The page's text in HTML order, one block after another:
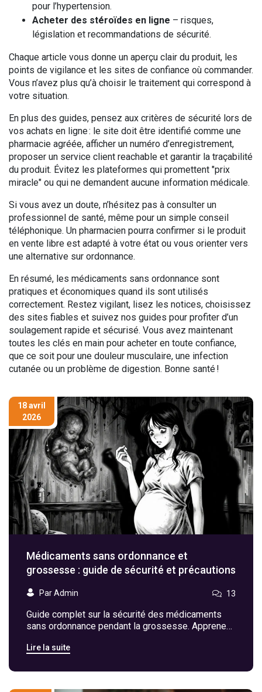
pour l’hypertension.
Acheter des stéroïdes en ligne – risques,
législation et recommandations de sécurité.
Chaque article vous donne un aperçu clair du produit, les
points de vigilance et les sites de confiance où commander.
Vous n’avez plus qu’à choisir le traitement qui correspond à
votre situation.
En plus des guides, pensez aux critères de sécurité lors de
vos achats en ligne : le site doit être identifié comme une
pharmacie agréée, afficher un numéro d’enregistrement,
proposer un service client reachable et garantir la traçabilité
du produit. Évitez les plateformes qui promettent "prix
miracle" ou qui ne demandent aucune information médicale.
Si vous avez un doute, n’hésitez pas à consulter un
professionnel de santé, même pour un simple conseil
téléphonique. Un pharmacien pourra confirmer si le produit
en vente libre est adapté à votre état ou vous orienter vers
une alternative sur ordonnance.
En résumé, les médicaments sans ordonnance sont
pratiques et économiques quand ils sont utilisés
correctement. Restez vigilant, lisez les notices, choisissez
des sites fiables et suivez nos guides pour profiter d’un
soulagement rapide et sécurisé. Vous avez maintenant
toutes les clés en main pour acheter en toute confiance,
que ce soit pour une douleur musculaire, une infection
cutanée ou un problème de digestion. Bonne santé !
18 avril
2026
Médicaments sans ordonnance et
grossesse : guide de sécurité et précautions
Par Admin 13
Guide complet sur la sécurité des médicaments
sans ordonnance pendant la grossesse. Apprenez
questions essentielles à poser à votre médecin.
Lire la suite